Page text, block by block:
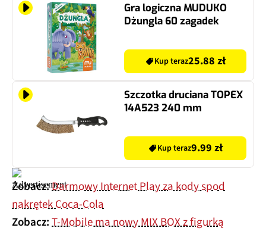
Gra logiczna MUDUKO
Dżungla 60 zagadek
Kup teraz25.88 zł
Szczotka druciana TOPEX
14A523 240 mm
Kup teraz9.99 zł
Zobacz:Darmowy Internet Play za kody spod
nakrętek Coca-Cola
Zobacz:T-Mobile ma nowy MIX BOX z figurką